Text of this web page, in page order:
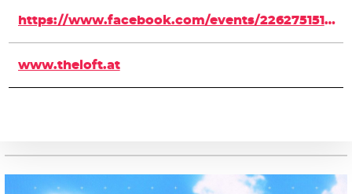
https://www.facebook.com/events/226275151118156/
www.theloft.at